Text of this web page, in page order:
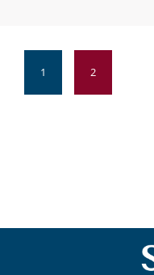
1 2